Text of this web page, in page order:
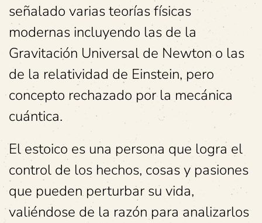
señalado varias teorías físicas
modernas incluyendo las de la
Gravitación Universal de Newton o las
de la relatividad de Einstein, pero
concepto rechazado por la mecánica
cuántica.
El estoico es una persona que logra el
control de los hechos, cosas y pasiones
que pueden perturbar su vida,
valiéndose de la razón para analizarlos